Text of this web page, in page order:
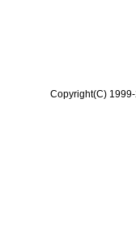
Copyright(C)